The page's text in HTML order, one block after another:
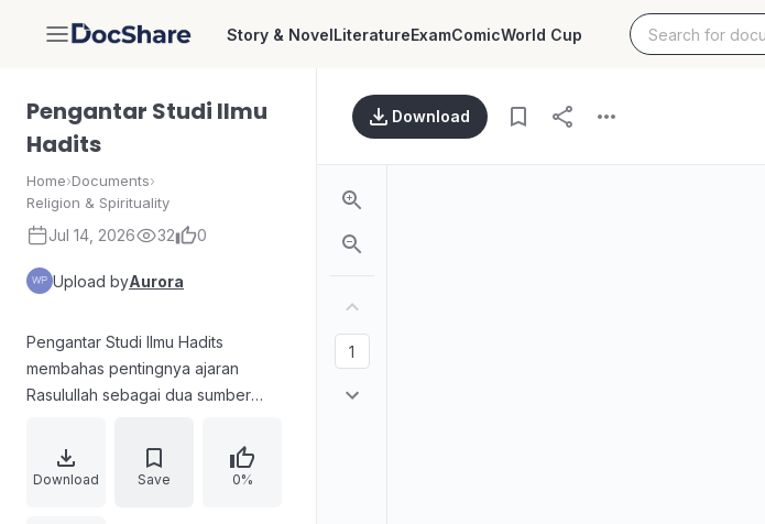
DocShare Story & NovelLiteratureExamComicWorld Cup
Pengantar Studi Ilmu
Hadits
Home›Documents›
Religion & Spirituality
Jul 14, 2026 32 0
Upload byAurora
Pengantar Studi Ilmu Hadits
membahas pentingnya ajaran
Rasulullah sebagai dua sumber
dan penghormatan umat kepada
beliau. Uraian menekankan
Download Save 0%
Download